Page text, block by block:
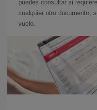
puedes consultar si
cualquier otro documento,
vuelo.